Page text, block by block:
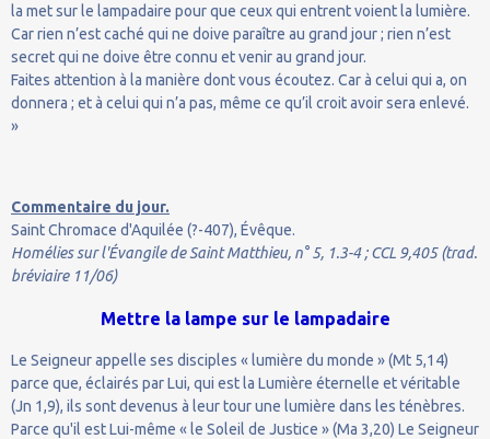
la met sur le lampadaire pour que ceux qui entrent voient la lumière.
Car rien n’est caché qui ne doive paraître au grand jour ; rien n’est
secret qui ne doive être connu et venir au grand jour.
Faites attention à la manière dont vous écoutez. Car à celui qui a, on
donnera ; et à celui qui n’a pas, même ce qu’il croit avoir sera enlevé.
»
Commentaire du jour.
Saint Chromace d'Aquilée (?-407), Évêque.
Homélies sur l'Évangile de Saint Matthieu, n° 5, 1.3-4 ; CCL 9,405 (trad.
bréviaire 11/06)
Mettre la lampe sur le lampadaire
Le Seigneur appelle ses disciples « lumière du monde » (Mt 5,14)
parce que, éclairés par Lui, qui est la Lumière éternelle et véritable
(Jn 1,9), ils sont devenus à leur tour une lumière dans les ténèbres.
Parce qu'il est Lui-même « le Soleil de Justice » (Ma 3,20) Le Seigneur